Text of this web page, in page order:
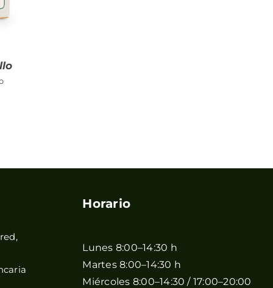
Horario
Lunes 8:00–14:30 h
Martes 8:00–14:30 h
Miércoles 8:00–14:30 / 17:00–20:00